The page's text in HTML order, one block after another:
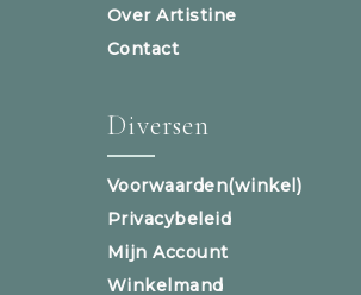
Over Artistine
Contact
Diversen
Voorwaarden(winkel)
Privacybeleid
Mijn Account
Winkelmand